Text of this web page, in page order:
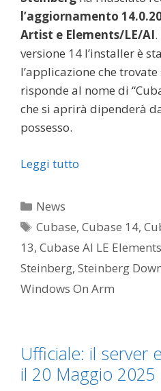
l’aggiornamento
Artist e Elements/LE/AI
versione 14 l’installer è
l’applicazione che
risponde al nome di
che si aprirà dipenderà
possesso.
Leggi tutto
Categorie
News
Tag
Cubase,Cubase 14,
13, Cubase AI LE
Steinberg, Steinberg
Windows On Arm
Ufficiale: il server
il 20 Maggio 2025